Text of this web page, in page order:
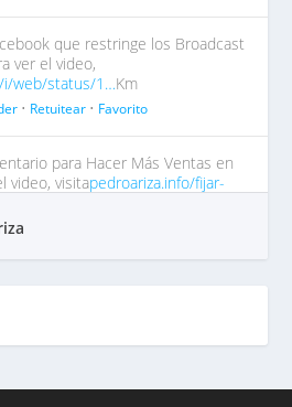
que restringe los Broadcast
ver el video,
web/status/1…Km
• Retuitear • Favorito
para Hacer Más Ventas en
video, visitapedroariza.info/fijar-
•